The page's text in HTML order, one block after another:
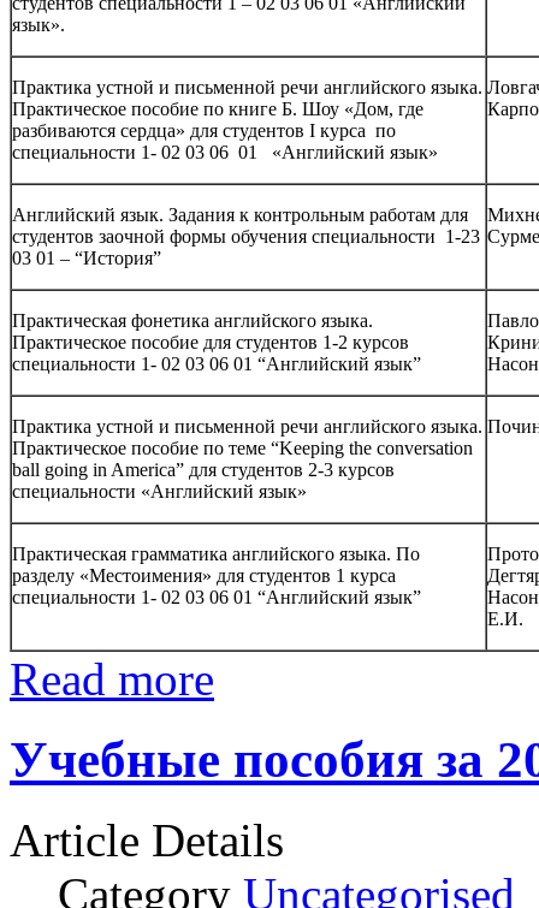
язык».
Практика устной и письменной речи английского языка.
Практическое пособие по книге Б. Шоу «Дом, где
разбиваются сердца» для студентов I курса по
специальности 1- 02 03 06 01 «Английский язык»
Английский язык. Задания к контрольным работам для
студентов заочной формы обучения специальности 1-23
03 01 – “История”
Практическая фонетика английского языка.
Практическое пособие для студентов 1-2 курсов
специальности 1- 02 03 06 01 “Английский язык”
Практика устной и письменной речи английского языка.
Практическое пособие по теме “Keeping the conversation
ball going in America” для студентов 2-3 курсов
специальности «Английский язык»
Практическая грамматика английского языка. По
разделу «Местоимения» для студентов 1 курса
специальности 1- 02 03 06 01 “Английский язык”
Е.И.
Read more
Учебные пособия за
Article Details
Category Uncategorised